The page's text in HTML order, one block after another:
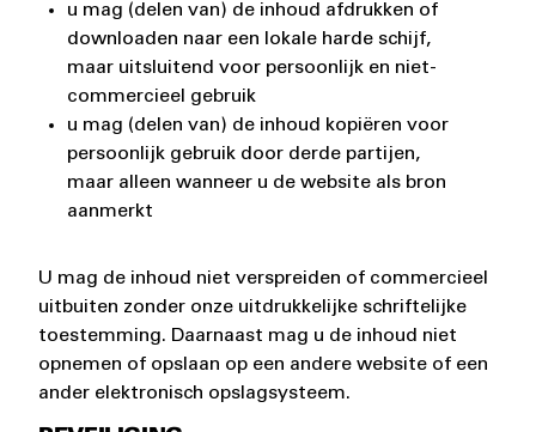
u mag (delen van) de inhoud afdrukken of
downloaden naar een lokale harde schijf,
maar uitsluitend voor persoonlijk en niet-
commercieel gebruik
u mag (delen van) de inhoud kopiëren voor
persoonlijk gebruik door derde partijen,
maar alleen wanneer u de website als bron
aanmerkt
U mag de inhoud niet verspreiden of commercieel
uitbuiten zonder onze uitdrukkelijke schriftelijke
toestemming. Daarnaast mag u de inhoud niet
opnemen of opslaan op een andere website of een
ander elektronisch opslagsysteem.